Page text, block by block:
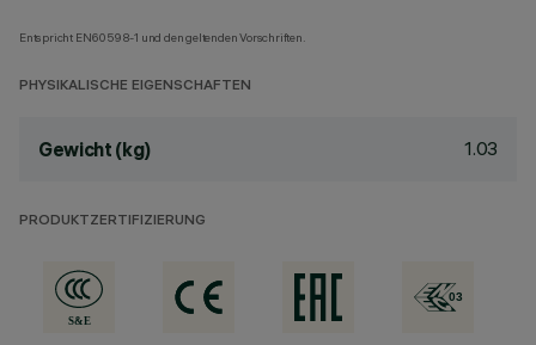
Entspricht EN60598-1 und den geltenden Vorschriften.
PHYSIKALISCHE EIGENSCHAFTEN
Gewicht (kg) 1.03
PRODUKTZERTIFIZIERUNG